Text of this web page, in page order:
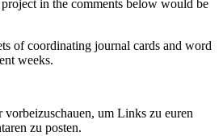
in the comments below would be
of coordinating journal cards and word
weeks.
vorbeizuschauen, um Links zu euren
zu posten.